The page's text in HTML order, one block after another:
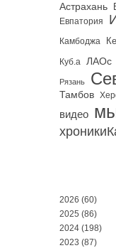
Астрахань
Евпатория
Камбоджа
Куб.а ЛАОс
Рязань
Тамбов
видео
2026 (60)
2025 (86)
2024 (198)
2023 (87)